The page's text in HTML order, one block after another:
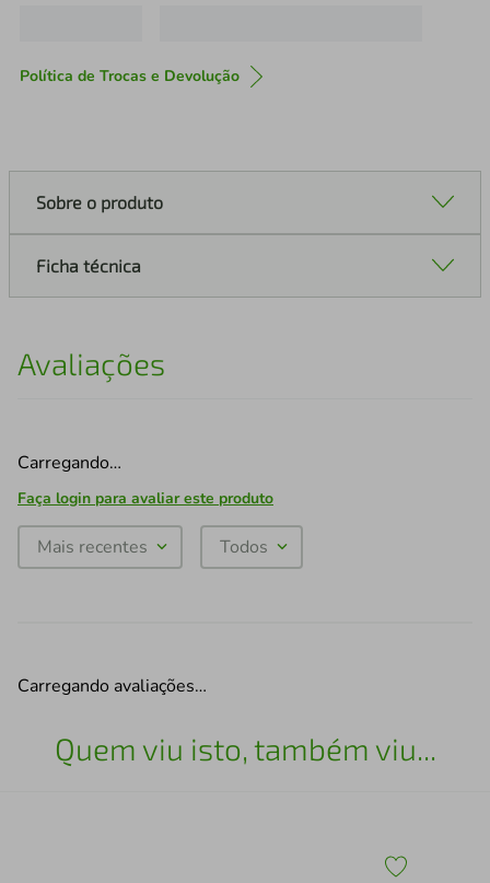
Política de Trocas e Devolução
Sobre o produto
Ficha técnica
Avaliações
Carregando…
Faça login para avaliar este produto
Mais recentes Todos
Carregando avaliações…
Quem viu isto, também viu...